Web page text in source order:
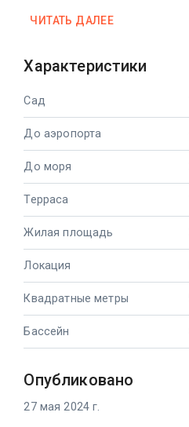
ЧИТАТЬ ДАЛЕЕ
Характеристики
Сад
До аэропорта
До моря
Терраса
Жилая площадь
Локация
Квадратные метры
Бассейн
Опубликовано
27 мая 2024 г.